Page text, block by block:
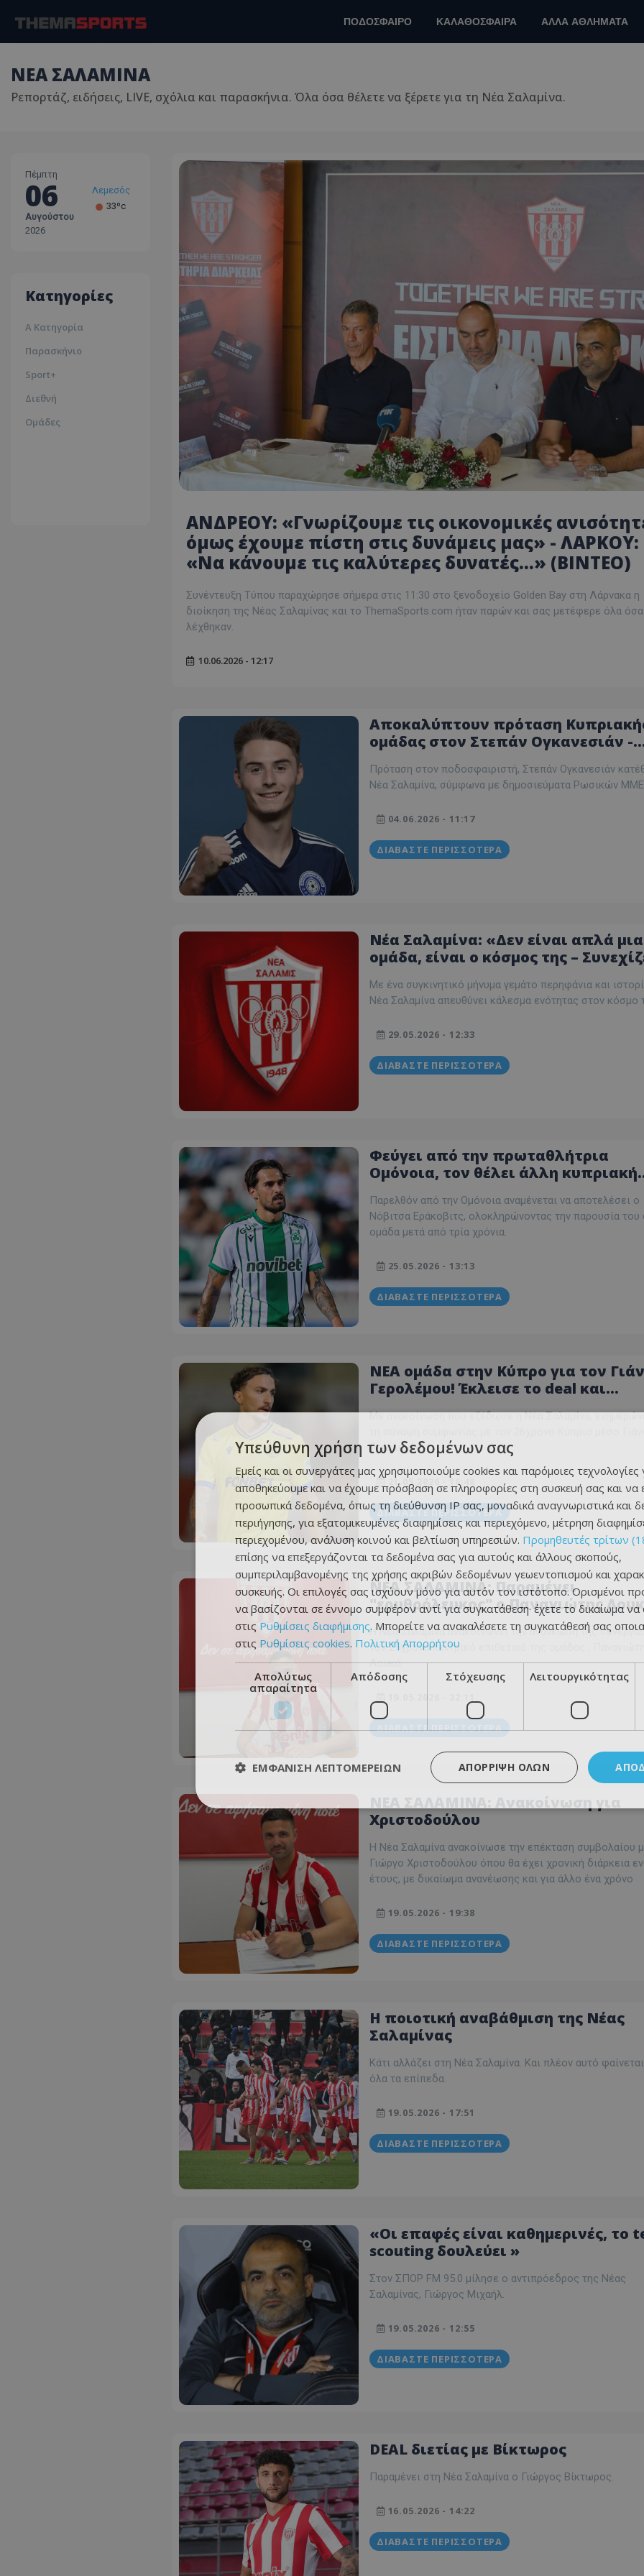
ΠΟΔΟΣΦΑΙΡΟ ΚΑΛΑΘΟΣΦΑΙΡΑ ΑΛΛΑ ΑΘΛΗΜΑΤΑ
ΝΕΑ ΣΑΛΑΜΙΝΑ
Ρεπορτάζ, ειδήσεις, LIVE, σχόλια και παρασκήνια. Όλα όσα θέλετε να ξέρετε για τη Νέα Σαλαμίνα.
Πέμπτη
06
Αυγούστου
2026
Λάρνακα
30ºc
Κατηγορίες
Α Κατηγορία
Παρασκήνιο
Sport+
Διεθνή
Ομάδες
ΑΝΔΡΕΟΥ: «Γνωρίζουμε τις οικονομικές
όμως έχουμε πίστη στις δυνάμεις μας» - ΛΑΡΚΟΥ:
«Να κάνουμε τις καλύτερες δυνατές...» (ΒΙΝΤΕΟ)
Συνέντευξη Τύπου παραχώρησε σήμερα στις 11:30 στο ξενοδοχείο Golden Bay στη Λάρνακα η
διοίκηση της Νέας Σαλαμίνας και το ThemaSports.com ήταν παρών και σας μετέφερε όλα όσα
λέχθηκαν.
10.06.2026 - 12:17
Αποκαλύπτουν πρόταση
ομάδας στον Στεπάν Ογκανεσιάν -
Πρόταση στον ποδοσφαιριστή, Στεπάν Ογκανεσιάν
Νέα Σαλαμίνα, σύμφωνα με δημοσιεύματα Ρωσικών
04.06.2026 - 11:17
ΔΙΑΒΆΣΤΕ ΠΕΡΙΣΣΌΤΕΡΑ
Νέα Σαλαμίνα: «Δεν είναι απλά μια
ομάδα, είναι ο κόσμος της –
Με ένα συγκινητικό μήνυμα γεμάτο περηφάνια και
Νέα Σαλαμίνα απευθύνει κάλεσμα ενότητας στον κόσμο
29.05.2026 - 12:33
ΔΙΑΒΆΣΤΕ ΠΕΡΙΣΣΌΤΕΡΑ
Φεύγει από την πρωταθλήτρια
Ομόνοια, τον θέλει άλλη κυπριακή
Παρελθόν από την Ομόνοια αναμένεται να αποτελέσει ο
Νόβιτσα Εράκοβιτς, ολοκληρώνοντας την παρουσία του
ομάδα μετά από τρία χρόνια.
25.05.2026 - 13:13
ΔΙΑΒΆΣΤΕ ΠΕΡΙΣΣΌΤΕΡΑ
ΝΕΑ ομάδα στην Κύπρο για τον
Γερολέμου! Έκλεισε το deal και
Με ανακοίνωση που εξέδωσε η Νέα Σαλαμίνα,
Γερολέμου.
21.05.2026 - 16:48
ΔΙΑΒΆΣΤΕ ΠΕΡΙΣΣΌΤΕΡΑ
ΝΕΑ ΣΑΛΑΜΙΝΑ: Παραμένει
"ερυθρόλευκος" ο Παναγιώτης
Η Νέα Σαλαμίνα ανακοινώνει την ανανέωση της
τον 25χρονο κεντρικό επιθετικό της ομάδας , Παναγιώτη
Λουκά
ΔΙΑΒΆΣΤΕ ΠΕΡΙΣΣΌΤΕΡΑ
Χριστοδούλου
Η Νέα Σαλαμίνα ανακοίνωσε την επέκταση συμβολαίου
Γιώργο Χριστοδούλου όπου θα έχει χρονική διάρκεια
έτους, με δικαίωμα ανανέωσης και για άλλο ένα χρόνο
19.05.2026 - 19:38
ΔΙΑΒΆΣΤΕ ΠΕΡΙΣΣΌΤΕΡΑ
Η ποιοτική αναβάθμιση της Νέας
Σαλαμίνας
Κάτι αλλάζει στη Νέα Σαλαμίνα. Και πλέον αυτό
όλα τα επίπεδα.
19.05.2026 - 17:51
ΔΙΑΒΆΣΤΕ ΠΕΡΙΣΣΌΤΕΡΑ
«Οι επαφές είναι καθημερινές, το
scouting δουλεύει »
Στον ΣΠΟΡ FM 95.0 μίλησε ο αντιπρόεδρος της Νέας
Σαλαμίνας, Γιώργος Μιχαήλ.
19.05.2026 - 12:55
ΔΙΑΒΆΣΤΕ ΠΕΡΙΣΣΌΤΕΡΑ
DEAL διετίας με Βίκτωρος
Παραμένει στη Νέα Σαλαμίνα ο Γιώργος Βίκτωρος.
16.05.2026 - 14:22
ΔΙΑΒΆΣΤΕ ΠΕΡΙΣΣΌΤΕΡΑ
Υπεύθυνη χρήση των δεδομένων σας
Εμείς και οι συνεργάτες μας χρησιμοποιούμε cookies και παρόμοιες τεχνολογίες
αποθηκεύουμε και να έχουμε πρόσβαση σε πληροφορίες στη συσκευή σας και να
προσωπικά δεδομένα, όπως τη διεύθυνση IP σας, μοναδικά αναγνωριστικά και
περιήγησης, για εξατομικευμένες διαφημίσεις και περιεχόμενο, μέτρηση
περιεχομένου, ανάλυση κοινού και βελτίωση υπηρεσιών. Προμηθευτές τρίτων
επίσης να επεξεργάζονται τα δεδομένα σας για αυτούς και άλλους σκοπούς,
συμπεριλαμβανομένης της χρήσης ακριβών δεδομένων γεωεντοπισμού και
συσκευής. Οι επιλογές σας ισχύουν μόνο για αυτόν τον ιστότοπο. Ορισμένοι
να βασίζονται σε έννομο συμφέρον αντί για συγκατάθεση· έχετε το δικαίωμα να
στις Ρυθμίσεις διαφήμισης. Μπορείτε να ανακαλέσετε τη συγκατάθεσή σας
στις Ρυθμίσεις cookies. Πολιτική Απορρήτου
Απολύτως
απαραίτητα
Απόδοσης Στόχευσης Λειτουργικότητας
ΑΠΌΡΡΙΨΗ ΌΛΩΝ
ΕΜΦΆΝΙΣΗ ΛΕΠΤΟΜΕΡΕΙΏΝ